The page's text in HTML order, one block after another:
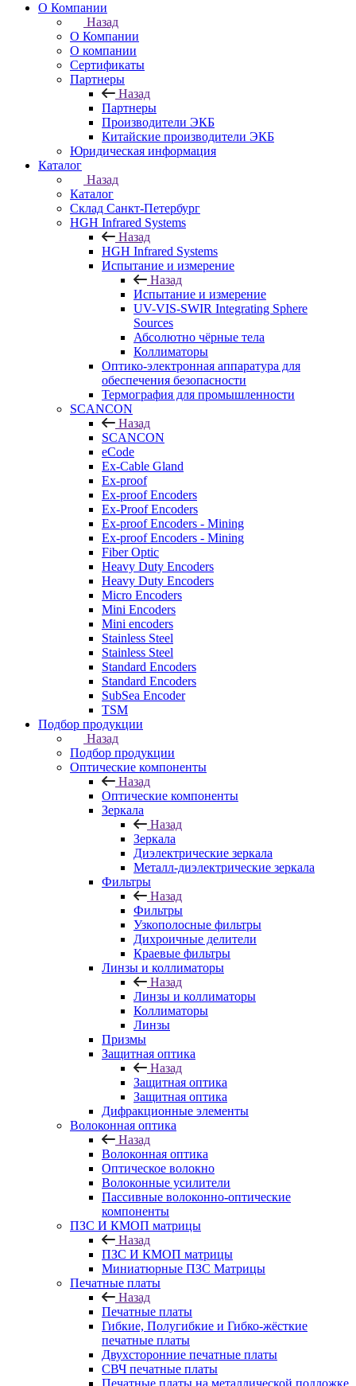
О Компании
Назад
О Компании
О компании
Сертификаты
Партнеры
Назад
Партнеры
Производители ЭКБ
Китайские производители ЭКБ
Юридическая информация
Каталог
Назад
Каталог
Cклад Санкт-Петербург
HGH Infrared Systems
Назад
HGH Infrared Systems
Испытание и измерение
Назад
Испытание и измерение
UV-VIS-SWIR Integrating Sphere
Sources
Абсолютно чёрные тела
Коллиматоры
Оптико-электронная аппаратура для
обеспечения безопасности
Термография для промышленности
SCANCON
Назад
SCANCON
eCode
Ex-Cable Gland
Ex-proof
Ex-proof Encoders
Ex-Proof Encoders
Ex-proof Encoders - Mining
Ex-proof Encoders - Mining
Fiber Optic
Heavy Duty Encoders
Heavy Duty Encoders
Micro Encoders
Mini Encoders
Mini encoders
Stainless Steel
Stainless Steel
Standard Encoders
Standard Encoders
SubSea Encoder
TSM
Подбор продукции
Назад
Подбор продукции
Оптические компоненты
Назад
Оптические компоненты
Зеркала
Назад
Зеркала
Диэлектрические зеркала
Металл-диэлектрические зеркала
Фильтры
Назад
Фильтры
Узкополосные фильтры
Дихроичные делители
Краевые фильтры
Линзы и коллиматоры
Назад
Линзы и коллиматоры
Коллиматоры
Линзы
Призмы
Защитная оптика
Назад
Защитная оптика
Защитная оптика
Дифракционные элементы
Волоконная оптика
Назад
Волоконная оптика
Оптическое волокно
Волоконные усилители
Пассивные волоконно-оптические
компоненты
ПЗС И КМОП матрицы
Назад
ПЗС И КМОП матрицы
Миниатюрные ПЗС Матрицы
Печатные платы
Назад
Печатные платы
Гибкие, Полугибкие и Гибко-жёсткие
печатные платы
Двухсторонние печатные платы
СВЧ печатные платы
Печатные платы на металлической подложке